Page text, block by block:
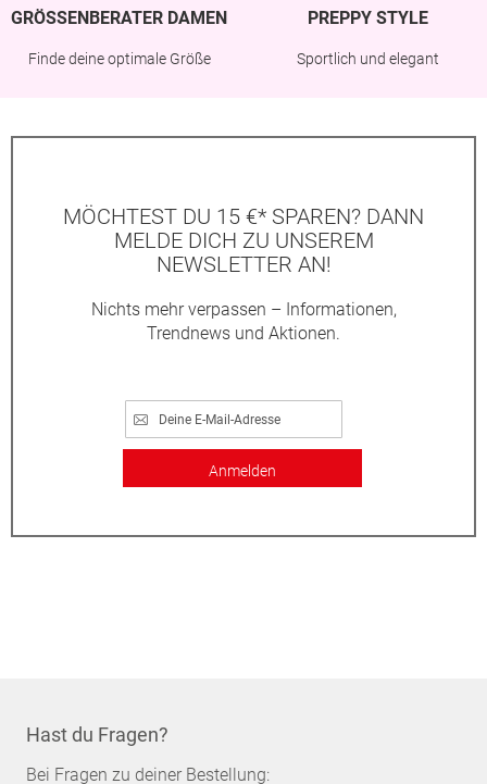
GRÖSSENBERATER DAMEN
Finde deine optimale Größe
PREPPY STYLE
Sportlich und elegant
MÖCHTEST DU 15 €* SPAREN? DANN
MELDE DICH ZU UNSEREM
NEWSLETTER AN!
Nichts mehr verpassen – Informationen,
Trendnews und Aktionen.
Anmelden
Hast du Fragen?
Bei Fragen zu deiner Bestellung: